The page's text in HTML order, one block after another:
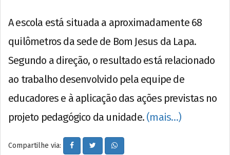
A escola está situada a aproximadamente 68
quilômetros da sede de Bom Jesus da Lapa.
Segundo a direção, o resultado está relacionado
ao trabalho desenvolvido pela equipe de
educadores e à aplicação das ações previstas no
projeto pedagógico da unidade. (mais…)
Compartilhe via: